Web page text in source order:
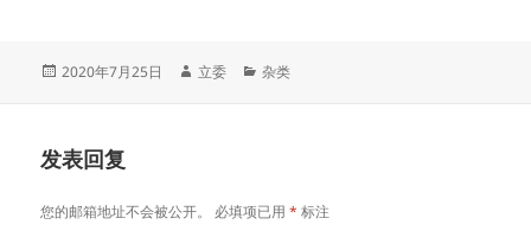
发
2020年7月25日
作
立委
分
杂类
发表回复
您的邮箱地址不会被公开。 必填项已用* 标注